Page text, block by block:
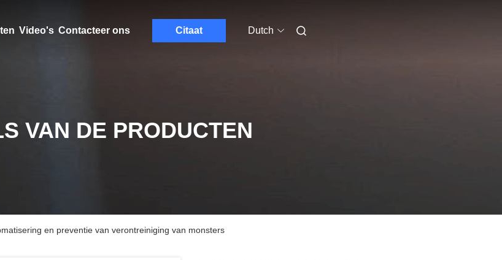
Video's Contacteer ons Citaat Dutch
VAN DE PRODUCTEN
en preventie van verontreiniging van monsters